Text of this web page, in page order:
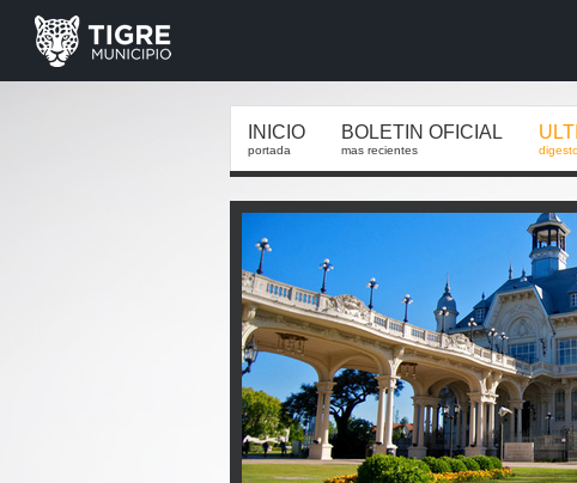
INICIO
portada
BOLETIN OFICIAL
mas recientes